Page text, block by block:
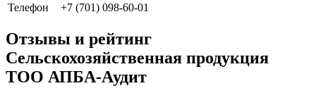
Телефон
+7 (701) 098-60-01
Отзывы и рейтинг
Сельскохозяйственная продукция
ТОО АПБА-Аудит